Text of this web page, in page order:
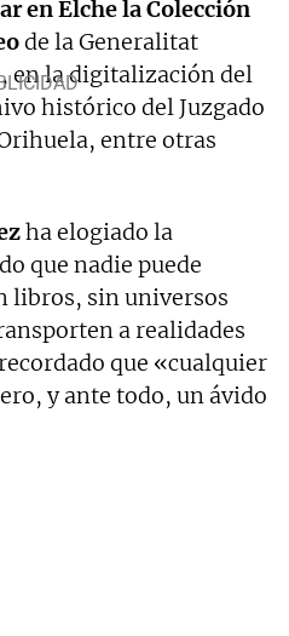
en Elche la Colección
de la Generalitat
en la digitalización del
histórico del Juzgado
entre otras
ha elogiado la
que nadie puede
libros, sin universos
a realidades
que «cualquier
y ante todo, un ávido